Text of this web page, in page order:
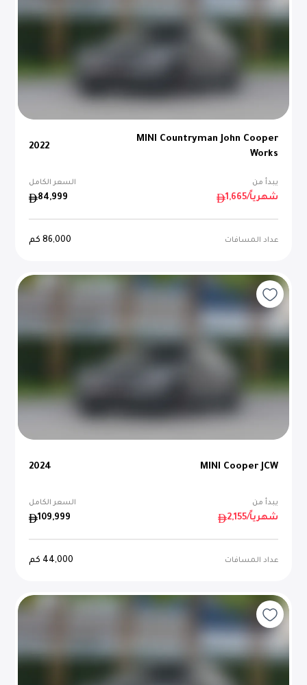
MINI Countryman John Cooper
Works
2022
يبدأ من السعر الكامل
1,665 /شهرياً 84,999
عداد المسافات 86,000 كم
MINI Cooper JCW
2024
يبدأ من السعر الكامل
2,155 /شهرياً 109,999
عداد المسافات 44,000 كم